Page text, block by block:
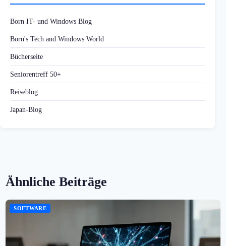
Born IT- und Windows Blog
Born's Tech and Windows World
Bücherseite
Seniorentreff 50+
Reiseblog
Japan-Blog
Ähnliche Beiträge
SOFTWARE